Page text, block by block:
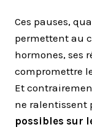
Ces pauses,
permettent au
hormones, ses
compromettre
Et
ne ralentissent
possibles sur